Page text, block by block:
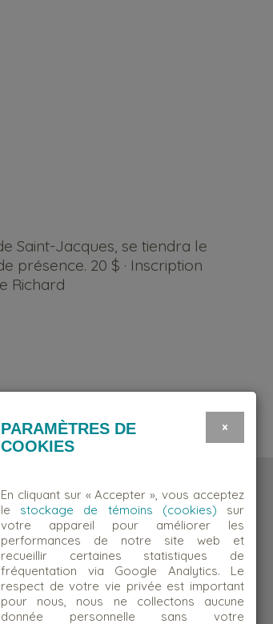
Saint-Jacques, se tiendra le
présence. 20 $ · Inscription
Richard
d’être quelqu’un
différence.
×
PARAMÈTRES DE
COOKIES
En cliquant sur « Accepter », vous acceptez
le stockage de témoins (cookies) sur
votre appareil pour améliorer les
performances de notre site web et
recueillir certaines statistiques de
fréquentation via Google Analytics. Le
respect de votre vie privée est important
pour nous, nous ne collectons aucune
donnée personnelle sans votre